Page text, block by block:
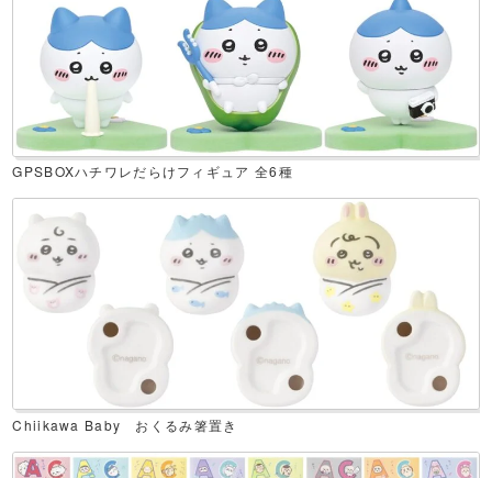
GPSBOXハチワレだらけフィギュア 全6種
Chiikawa Baby おくるみ箸置き